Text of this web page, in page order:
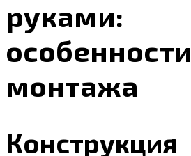
руками:
особенности
монтажа
Конструкция